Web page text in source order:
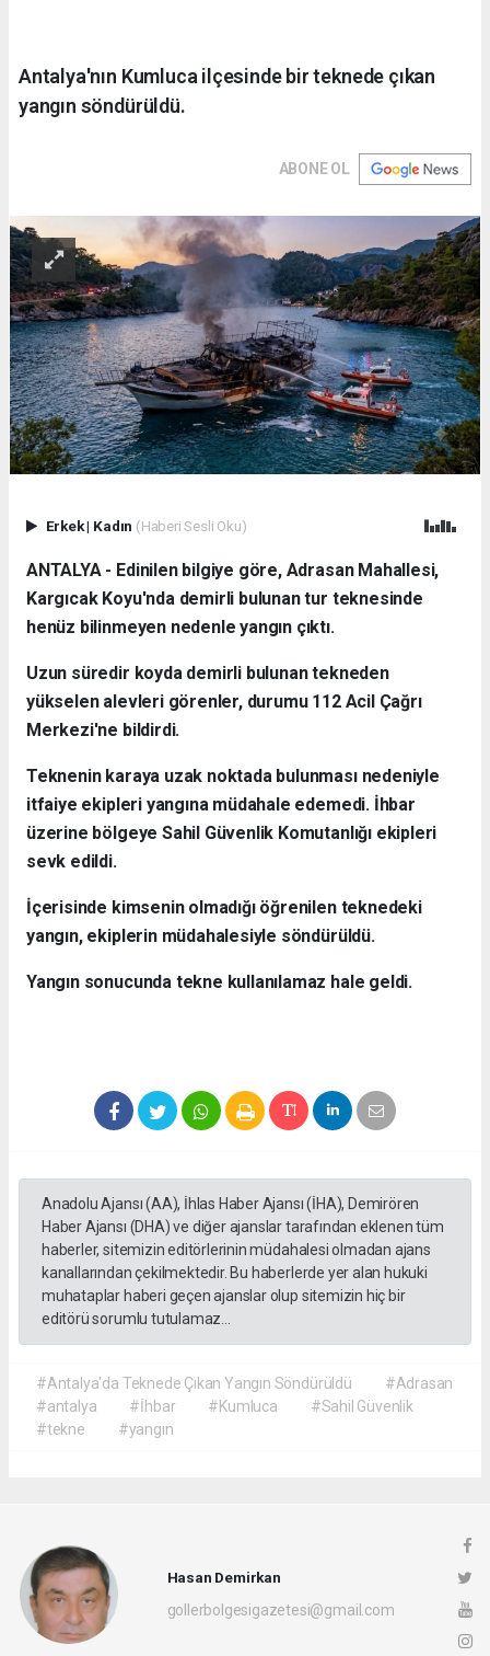
Antalya'nın Kumluca ilçesinde bir teknede çıkan
yangın söndürüldü.
ABONE OL
Erkek| Kadın (Haberi Sesli Oku)
ANTALYA - Edinilen bilgiye göre, Adrasan Mahallesi,
Kargıcak Koyu'nda demirli bulunan tur teknesinde
henüz bilinmeyen nedenle yangın çıktı.
Uzun süredir koyda demirli bulunan tekneden
yükselen alevleri görenler, durumu 112 Acil Çağrı
Merkezi'ne bildirdi.
Teknenin karaya uzak noktada bulunması nedeniyle
itfaiye ekipleri yangına müdahale edemedi. İhbar
üzerine bölgeye Sahil Güvenlik Komutanlığı ekipleri
sevk edildi.
İçerisinde kimsenin olmadığı öğrenilen teknedeki
yangın, ekiplerin müdahalesiyle söndürüldü.
Yangın sonucunda tekne kullanılamaz hale geldi.
Anadolu Ajansı (AA), İhlas Haber Ajansı (İHA), Demirören
Haber Ajansı (DHA) ve diğer ajanslar tarafından eklenen tüm
haberler, sitemizin editörlerinin müdahalesi olmadan ajans
kanallarından çekilmektedir. Bu haberlerde yer alan hukuki
muhataplar haberi geçen ajanslar olup sitemizin hiç bir
editörü sorumlu tutulamaz...
#Antalya'da Teknede Çıkan Yangın Söndürüldü
#Adrasan
#antalya
#İhbar #Kumluca
#Sahil Güvenlik
#tekne
#yangın
Hasan Demirkan
gollerbolgesigazetesi@gmail.com